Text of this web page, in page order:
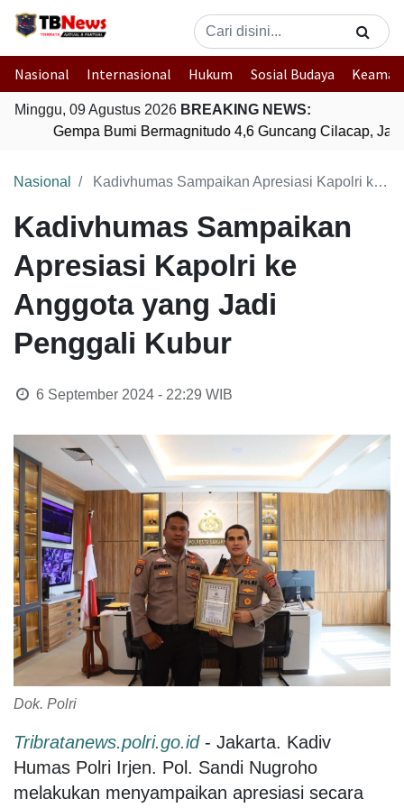
Nasional Internasional Hukum Sosial Budaya
Minggu, 09 Agustus 2026 BREAKING NEWS:
Gempa Bumi Bermagnitudo 4,6 Guncang Cilacap,
Nasional Kadivhumas Sampaikan Apresiasi Kapolri ke Anggota yang Jadi Penggali Kubur
Kadivhumas Sampaikan
Apresiasi Kapolri ke
Anggota yang Jadi
Penggali Kubur
6 September 2024 - 22:29 WIB
Dok. Polri
Tribratanews.polri.go.id- Jakarta. Kadiv
Humas Polri Irjen. Pol. Sandi Nugroho
melakukan menyampaikan apresiasi secara